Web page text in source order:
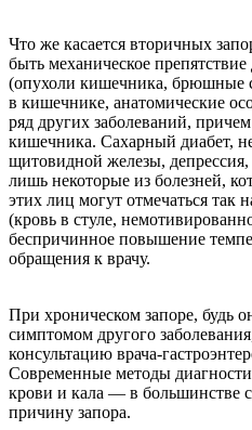
Что же касается вторичных
быть механическое
(опухоли кишечника, брюшные
в кишечнике, анатомические
ряд других заболеваний,
кишечника. Сахарный диабет,
щитовидной железы, депрессия,
лишь некоторые из болезней,
этих лиц могут отмечаться так
(кровь в стуле,
беспричинное повышение
обращения к врачу.
При хроническом запоре, будь
симптомом другого
консультацию врача-
Современные методы
крови и кала — в большинстве
причину запора.